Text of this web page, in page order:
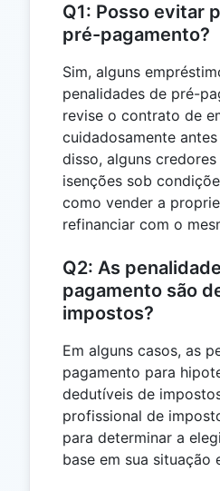
Q1: Posso evitar
pré-pagamento?
Sim, alguns
penalidades de pré-
revise o contrato de
cuidadosamente
disso, alguns
isenções sob
como vender a
refinanciar com o
Q2: As
pagamento são
impostos?
Em alguns casos, as
pagamento para
dedutíveis de
profissional de
para determinar a
base em sua situação